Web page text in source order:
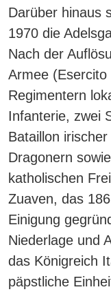
Darüber hinaus
1970 die
Nach der
Armee (Esercito
Regimentern
Infanterie, zwei
Bataillon
Dragonern
katholischen
Zuaven, das
Einigung
Niederlage und
das Königreich
päpstliche